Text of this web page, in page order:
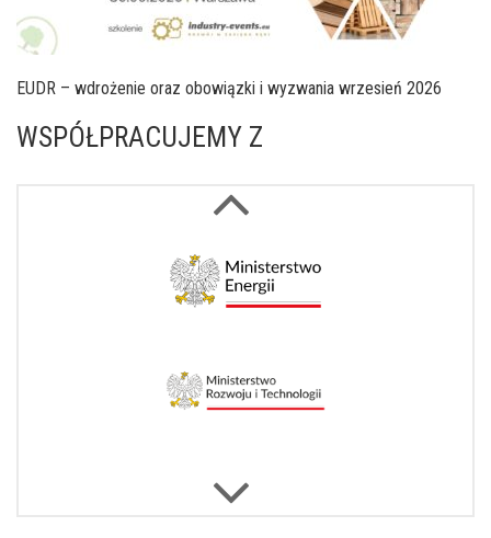
EUDR – wdrożenie oraz obowiązki i wyzwania wrzesień 2026
WSPÓŁPRACUJEMY Z